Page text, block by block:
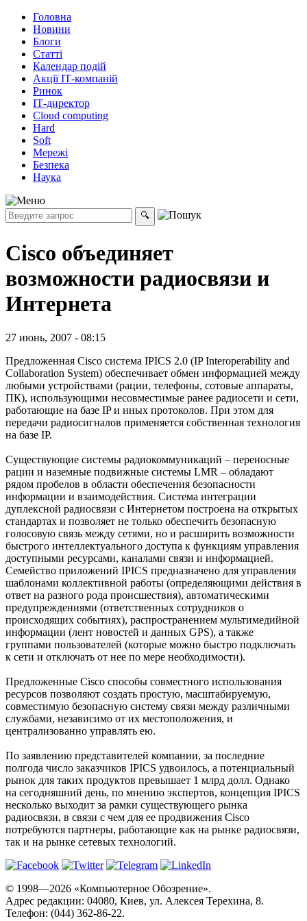
Головна
Новини
Блоги
Статті
Календар подій
Акції ІТ-компаній
Ринок
ІТ-директор
Cloud computing
Hard
Soft
Мережі
Безпека
Наука
Cisco объединяет
возможности радиосвязи и
Интернета
27 июнь, 2007 - 08:15
Предложенная Cisco система IPICS 2.0 (IP Interoperability and
Collaboration System) обеспечивает обмен информацией между
любыми устройствами (рации, телефоны, сотовые аппараты,
ПК), использующими несовместимые ранее радиосети и сети,
работающие на базе IP и иных протоколов. При этом для
передачи радиосигналов применяется собственная технология
на базе IP.
Существующие системы радиокоммуникаций – переносные
рации и наземные подвижные системы LMR – обладают
рядом пробелов в области обеспечения безопасности
информации и взаимодействия. Система интеграции
дуплексной радиосвязи с Интернетом построена на открытых
стандартах и позволяет не только обеспечить безопасную
голосовую связь между сетями, но и расширить возможности
быстрого интеллектуального доступа к функциям управления
доступными ресурсами, каналами связи и информацией.
Семейство приложений IPICS предназначено для управления
шаблонами коллективной работы (определяющими действия в
ответ на разного рода происшествия), автоматическими
предупреждениями (ответственных сотрудников о
происходящих событиях), распространением мультимедийной
информации (лент новостей и данных GPS), а также
группами пользователей (которые можно быстро подключать
к сети и отключать от нее по мере необходимости).
Предложенные Cisco способы совместного использования
ресурсов позволяют создать простую, масштабируемую,
совместимую безопасную систему связи между различными
службами, независимо от их местоположения, и
централизованно управлять ею.
По заявлению представителей компании, за последние
полгода число заказчиков IPICS удвоилось, а потенциальный
рынок для таких продуктов превышает 1 млрд долл. Однако
на сегодняшний день, по мнению экспертов, концепция IPICS
несколько выходит за рамки существующего рынка
радиосвязи, в связи с чем для ее продвижения Cisco
потребуются партнеры, работающие как на рынке радиосвязи,
так и на рынке сетевых технологий.
© 1998—2026 «Компьютерное Обозрение».
Адрес редакции: 04080, Киев, ул. Алексея Терехина, 8.
Телефон: (044) 362-86-22.